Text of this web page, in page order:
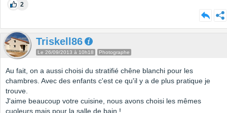
2
Triskell86
Le 26/09/2013 à 10h18 Photographe
Au fait, on a aussi choisi du stratifié chêne blanchi pour les
chambres. Avec des enfants c'est ce qu'il y a de plus pratique je
trouve.
J'aime beaucoup votre cuisine, nous avons choisi les mêmes
cuoleurs mais pour la salle de bain !